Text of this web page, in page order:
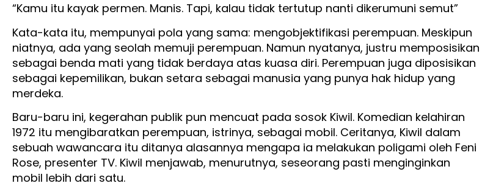
“Kamu itu kayak permen. Manis. Tapi, kalau tidak tertutup nanti dikerumuni semut”
Kata-kata itu, mempunyai pola yang sama: mengobjektifikasi perempuan. Meskipun
niatnya, ada yang seolah memuji perempuan. Namun nyatanya, justru memposisikan
sebagai benda mati yang tidak berdaya atas kuasa diri. Perempuan juga diposisikan
sebagai kepemilikan, bukan setara sebagai manusia yang punya hak hidup yang
merdeka.
Baru-baru ini, kegerahan publik pun mencuat pada sosok Kiwil. Komedian kelahiran
1972 itu mengibaratkan perempuan, istrinya, sebagai mobil. Ceritanya, Kiwil dalam
sebuah wawancara itu ditanya alasannya mengapa ia melakukan poligami oleh Feni
Rose, presenter TV. Kiwil menjawab, menurutnya, seseorang pasti menginginkan
mobil lebih dari satu.